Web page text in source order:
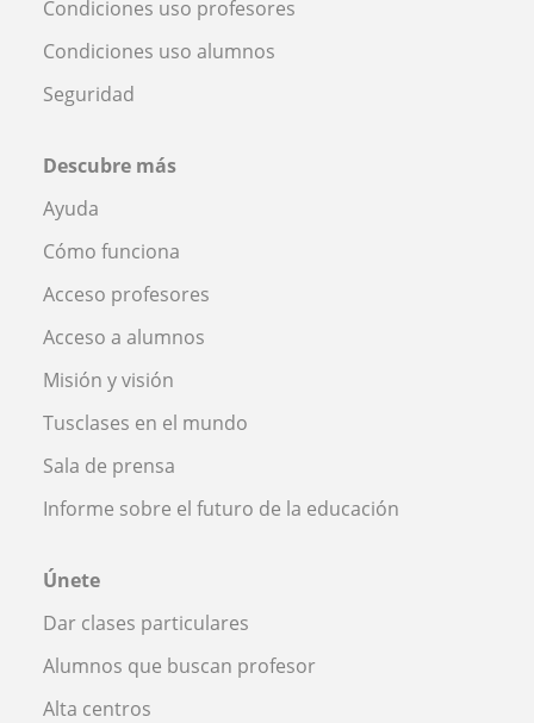
Condiciones uso profesores
Condiciones uso alumnos
Seguridad
Descubre más
Ayuda
Cómo funciona
Acceso profesores
Acceso a alumnos
Misión y visión
Tusclases en el mundo
Sala de prensa
Informe sobre el futuro de la educación
Únete
Dar clases particulares
Alumnos que buscan profesor
Alta centros